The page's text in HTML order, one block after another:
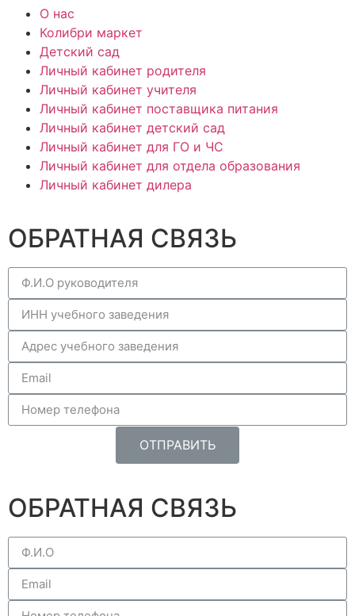
О нас
Колибри маркет
Детский сад
Личный кабинет родителя
Личный кабинет учителя
Личный кабинет поставщика питания
Личный кабинет детский сад
Личный кабинет для ГО и ЧС
Личный кабинет для отдела образования
Личный кабинет дилера
ОБРАТНАЯ СВЯЗЬ
ОТПРАВИТЬ
ОБРАТНАЯ СВЯЗЬ